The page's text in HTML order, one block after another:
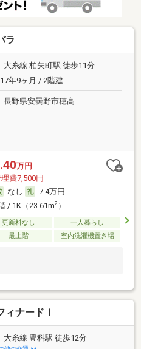
ラ
大糸線 柏矢町駅 徒歩11分
年9ヶ月 / 2階建
長野県安曇野市穂高
万円
費7,500円
なし
7.4万円
/ 1K（23.61m2）
更新料なし
一人暮らし
最上階 室内洗濯機置き場
ィナードＩ
大糸線 豊科駅 徒歩12分